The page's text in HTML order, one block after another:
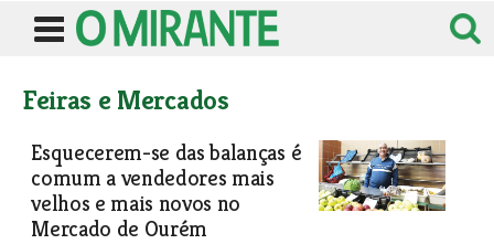
Feiras e Mercados
Esquecerem-se das balanças é
comum a vendedores mais
velhos e mais novos no
Mercado de Ourém